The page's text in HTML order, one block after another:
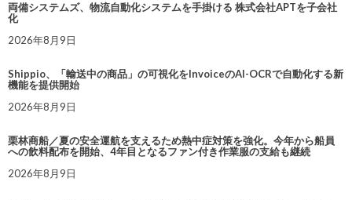
両備システムズ、物流自動化システムを手掛ける 株式会社APTを子会社
化
2026年8月9日
Shippio、「輸送中の商品」の可視化をInvoiceのAI-OCRで自動化する新
機能を提供開始
2026年8月9日
栗林商船／夏の安全運航を支えるため熱中症対策を強化。今年から船員
への飲料配布を開始、4年目となるファン付き作業服の支給も継続
2026年8月9日